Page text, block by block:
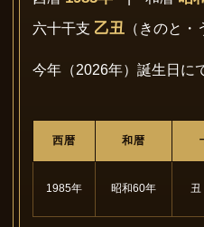
六十干支 乙丑 （きのと・
今年（2026年）誕生日に
西暦 和暦
1985年 昭和60年 丑